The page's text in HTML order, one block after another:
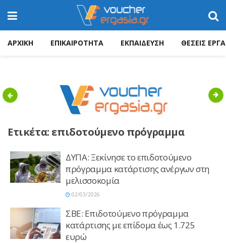
ΑΡΧΙΚΗ ΕΠΙΚΑΙΡΟΤΗΤΑ ΕΚΠΑΙΔΕΥΣΗ ΘΕΣΕΙΣ
Previous
Ετικέτα: επιδοτούμενο πρόγραμμα
ΔΥΠΑ: Ξεκίνησε το επιδοτούμενο
πρόγραμμα κατάρτισης ανέργων στη
μελισσοκομία
02/03/2026
ΣΒΕ: Eπιδοτούμενο πρόγραμμα
κατάρτισης με επίδομα έως 1.725
ευρώ